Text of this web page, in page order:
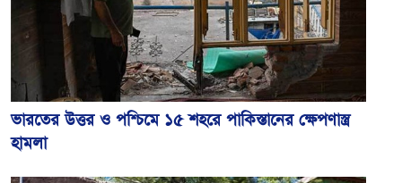
ভারতের উত্তর ও পশ্চিমে ১৫ শহরে পাকিস্তানের ক্ষেপণাস্ত্র
হামলা